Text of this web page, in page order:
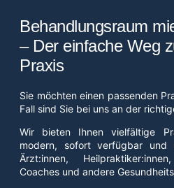
Behandlungsraum
– Der einfache Weg
Praxis
Sie möchten einen passenden
Fall sind Sie bei uns an der
Wir bieten Ihnen vielfältige
modern, sofort verfügbar und
Ärzt:innen,
Coaches und andere